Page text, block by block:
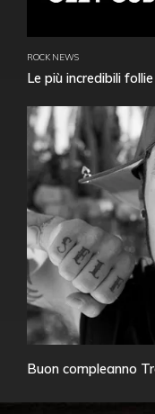
ROCK NEWS
Le più incredibili
Buon compleanno